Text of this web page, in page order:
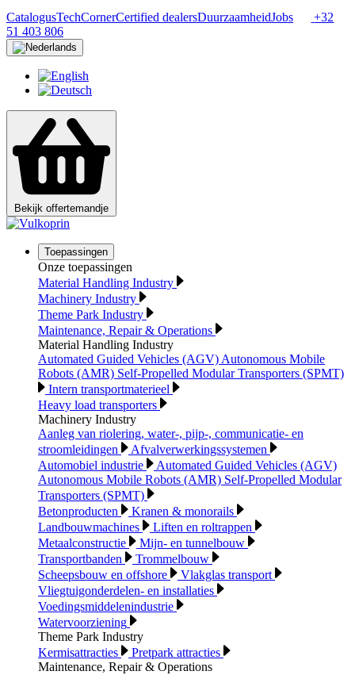
CatalogusTechCornerCertified dealersDuurzaamheidJobs
+32
51 403 806
Bekijk offertemandje
Toepassingen
Onze toepassingen
Material Handling Industry
Machinery Industry
Theme Park Industry
Maintenance, Repair & Operations
Material Handling Industry
Automated Guided Vehicles (AGV) Autonomous Mobile
Robots (AMR) Self-Propelled Modular Transporters (SPMT)
Intern transportmaterieel
Heavy load transporters
Machinery Industry
Aanleg van riolering, water-, pijp-, communicatie- en
stroomleidingen
Afvalverwerkingssystemen
Automobiel industrie
Automated Guided Vehicles (AGV)
Autonomous Mobile Robots (AMR) Self-Propelled Modular
Transporters (SPMT)
Betonproducten
Kranen & monorails
Landbouwmachines
Liften en roltrappen
Metaalconstructie
Mijn- en tunnelbouw
Transportbanden
Trommelbouw
Scheepsbouw en offshore
Vlakglas transport
Vliegtuigonderdelen- en installaties
Voedingsmiddelenindustrie
Watervoorziening
Theme Park Industry
Kermisattracties
Pretpark attracties
Maintenance, Repair & Operations